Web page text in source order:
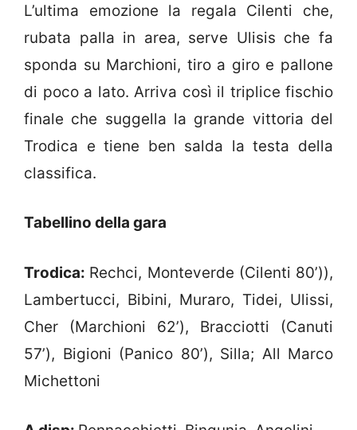
L’ultima emozione la regala Cilenti che,
rubata palla in area, serve Ulisis che fa
sponda su Marchioni, tiro a giro e pallone
di poco a lato. Arriva così il triplice fischio
finale che suggella la grande vittoria del
Trodica e tiene ben salda la testa della
classifica.
Tabellino della gara
Trodica: Rechci, Monteverde (Cilenti 80’)),
Lambertucci, Bibini, Muraro, Tidei, Ulissi,
Cher (Marchioni 62’), Bracciotti (Canuti
57’), Bigioni (Panico 80’), Silla; All Marco
Michettoni